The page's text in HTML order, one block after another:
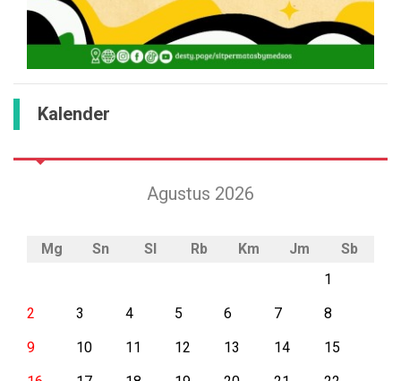
Kalender
Agustus 2026
Mg Sn Sl Rb Km Jm
Sb
1
2
3 4 5 6 7
8
9
10 11 12 13 14
15